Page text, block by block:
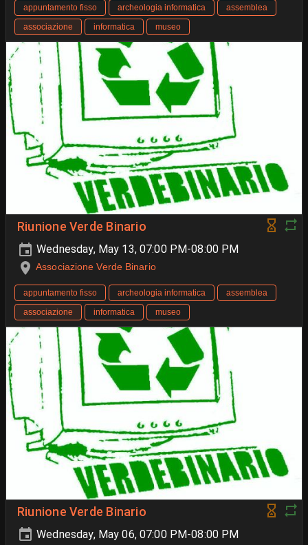
appuntamento fisso archeologia informatica
assemblea
associazione
informatica museo
Riunione Verde Binario
Wednesday, May 13, 07:00 PM-08:00 PM
Associazione Verde Binario
appuntamento fisso archeologia informatica
assemblea
associazione
informatica museo
Riunione Verde Binario
Wednesday, May 06, 07:00 PM-08:00 PM